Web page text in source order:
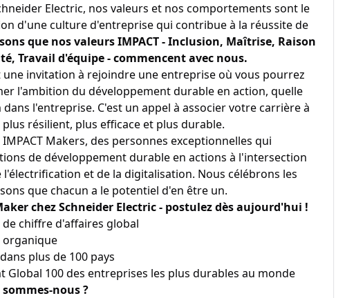
Electric, nos valeurs et nos comportements sont le
d'une culture d'entreprise qui contribue à la réussite de
que nos valeurs IMPACT - Inclusion, Maîtrise, Raison
Travail d'équipe - commencent avec nous.
une invitation à rejoindre une entreprise où vous pourrez
l'ambition du développement durable en action, quelle
l'entreprise. C'est un appel à associer votre carrière à
résilient, plus efficace et plus durable.
Makers, des personnes exceptionnelles qui
de développement durable en actions à l'intersection
et de la digitalisation. Nous célébrons les
que chacun a le potentiel d'en être un.
chez Schneider Electric - postulez dès aujourd'hui !
chiffre d'affaires global
organique
plus de 100 pays
Global 100 des entreprises les plus durables au monde
nous ?